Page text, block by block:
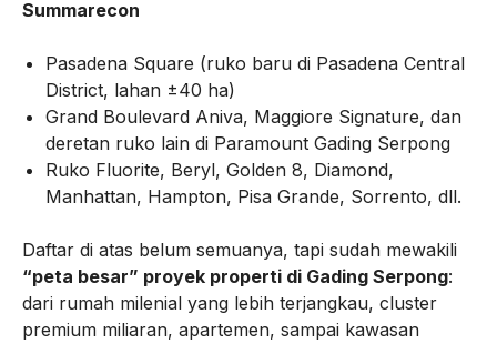
Summarecon
Pasadena Square (ruko baru di Pasadena Central
District, lahan ±40 ha)
Grand Boulevard Aniva, Maggiore Signature, dan
deretan ruko lain di Paramount Gading Serpong
Ruko Fluorite, Beryl, Golden 8, Diamond,
Manhattan, Hampton, Pisa Grande, Sorrento, dll.
Daftar di atas belum semuanya, tapi sudah mewakili
“peta besar” proyek properti di Gading Serpong:
dari rumah milenial yang lebih terjangkau, cluster
premium miliaran, apartemen, sampai kawasan